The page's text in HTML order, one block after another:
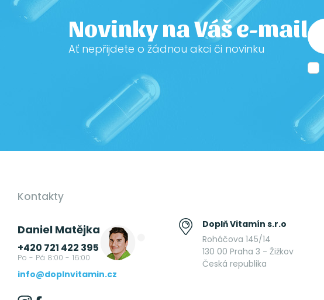
Novinky na Váš e-mail
Ať nepřijdete o žádnou akci či novinku
Kontakty
Daniel Matějka
+420 721 422 395
Po - Pá 8:00 - 16:00
info@doplnvitamin.cz
Doplň Vitamín s.r.o
Roháčova 145/14
130 00 Praha 3 - Žižkov
Česká republika